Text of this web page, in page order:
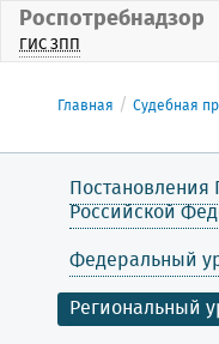
Роспотребнадзор
ГИС ЗПП
Главная Судебная
Постановления
Российской
Федеральный
Региональный